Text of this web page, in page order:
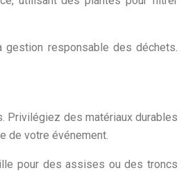
responsable des déchets.
Privilégiez des matériaux durables
de votre événement.
pour des assises ou des troncs